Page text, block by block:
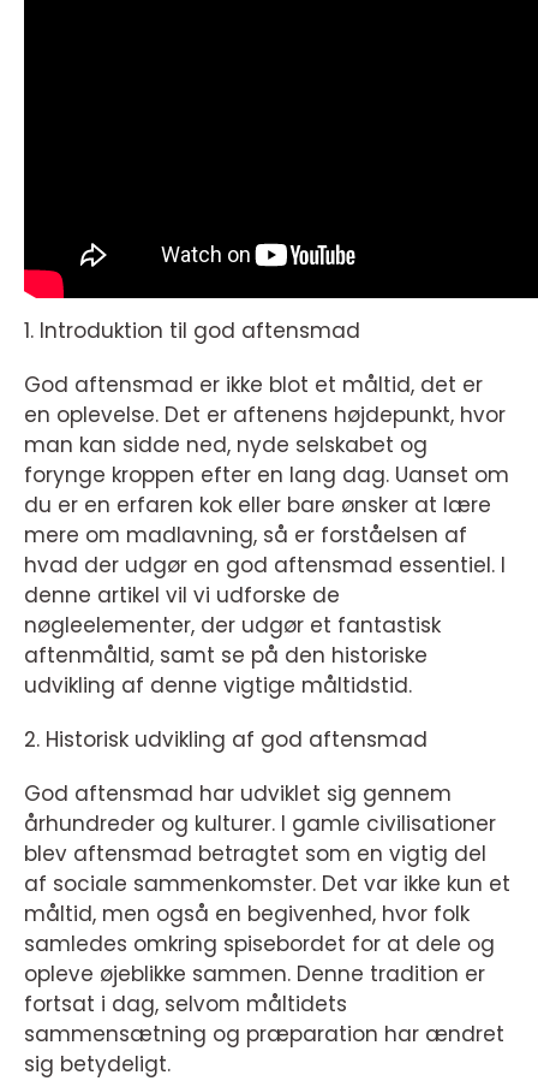
1. Introduktion til god aftensmad
God aftensmad er ikke blot et måltid, det er
en oplevelse. Det er aftenens højdepunkt, hvor
man kan sidde ned, nyde selskabet og
forynge kroppen efter en lang dag. Uanset om
du er en erfaren kok eller bare ønsker at lære
mere om madlavning, så er forståelsen af
hvad der udgør en god aftensmad essentiel. I
denne artikel vil vi udforske de
nøgleelementer, der udgør et fantastisk
aftenmåltid, samt se på den historiske
udvikling af denne vigtige måltidstid.
2. Historisk udvikling af god aftensmad
God aftensmad har udviklet sig gennem
århundreder og kulturer. I gamle civilisationer
blev aftensmad betragtet som en vigtig del
af sociale sammenkomster. Det var ikke kun et
måltid, men også en begivenhed, hvor folk
samledes omkring spisebordet for at dele og
opleve øjeblikke sammen. Denne tradition er
fortsat i dag, selvom måltidets
sammensætning og præparation har ændret
sig betydeligt.